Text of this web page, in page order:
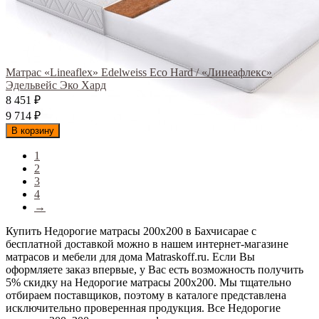
Матрас «Lineaflex» Edelweiss Eco Hard / «Линеафлекс»
Эдельвейс Эко Хард
8 451
₽
9 714 ₽
В корзину
1
2
3
4
→
Купить Недорогие матрасы 200х200 в Бахчисарае с
бесплатной доставкой можно в нашем интернет-магазине
матрасов и мебели для дома Matraskoff.ru. Если Вы
оформляете заказ впервые, у Вас есть возможность получить
5% скидку на Недорогие матрасы 200х200. Мы тщательно
отбираем поставщиков, поэтому в каталоге представлена
исключительно проверенная продукция. Все Недорогие